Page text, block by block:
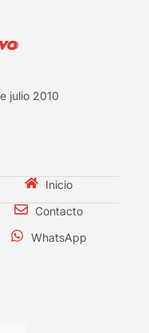
julio 2010
Inicio
Contacto
WhatsApp